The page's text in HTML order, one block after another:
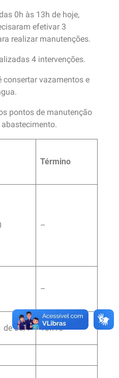
0h às 13h de hoje,
efetivar 3
realizar manutenções.
4 intervenções.
consertar vazamentos e
pontos de manutenção
Término
–
–
de 30/7 10h15